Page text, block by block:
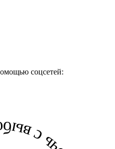
соцсетей: